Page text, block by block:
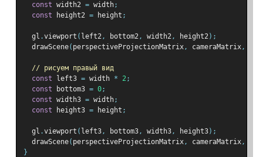
const width2 = width;
const height2 = height ;
  gl
.viewport ( left2, bottom2, width2, height2);
  drawScene
( perspectiveProjectionMatrix, cameraMatrix,
// рисуем правый вид
const left3 = width * 2;
const bottom3 = 0;
const width3 = width;
const height3 = height ;
  gl
.viewport ( left3, bottom3, width3, height3);
  drawScene
( perspectiveProjectionMatrix, cameraMatrix,
}